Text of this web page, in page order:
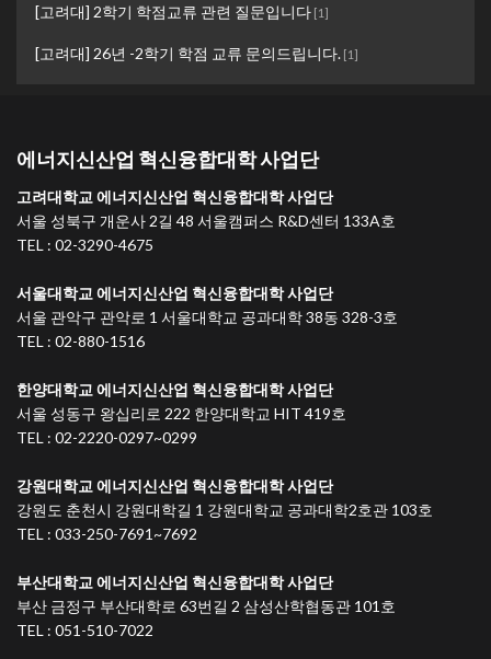
[고려대] 2학기 학점교류 관련 질문입니다 [1]
[고려대] 26년 -2학기 학점 교류 문의드립니다. [1]
에너지신산업 혁신융합대학 사업단
고려대학교 에너지신산업 혁신융합대학 사업단
서울 성북구 개운사 2길 48 서울캠퍼스 R&D센터 133A호
TEL : 02-3290-4675
서울대학교 에너지신산업 혁신융합대학 사업단
서울 관악구 관악로 1 서울대학교 공과대학 38동 328-3호
TEL : 02-880-1516
한양대학교 에너지신산업 혁신융합대학 사업단
서울 성동구 왕십리로 222 한양대학교 HIT 419호
TEL : 02-2220-0297~0299
강원대학교 에너지신산업 혁신융합대학 사업단
강원도 춘천시 강원대학길 1 강원대학교 공과대학2호관 103호
TEL : 033-250-7691~7692
부산대학교 에너지신산업 혁신융합대학 사업단
부산 금정구 부산대학로 63번길 2 삼성산학협동관 101호
TEL : 051-510-7022